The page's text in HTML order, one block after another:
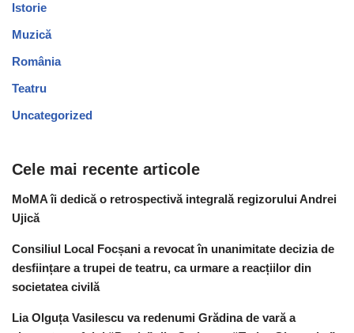
Istorie
Muzică
România
Teatru
Uncategorized
Cele mai recente articole
MoMA îi dedică o retrospectivă integrală regizorului Andrei
Ujică
Consiliul Local Focșani a revocat în unanimitate decizia de
desființare a trupei de teatru, ca urmare a reacțiilor din
societatea civilă
Lia Olguța Vasilescu va redenumi Grădina de vară a